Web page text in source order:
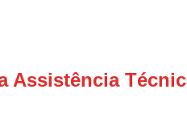
Assistência